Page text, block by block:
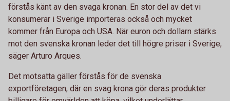
förstås känt av den svaga kronan. En stor del av det vi
konsumerar i Sverige importeras också och mycket
kommer från Europa och USA. När euron och dollarn stärks
mot den svenska kronan leder det till högre priser i Sverige,
säger Arturo Arques.
Det motsatta gäller förstås för de svenska
exportföretagen, där en svag krona gör deras produkter